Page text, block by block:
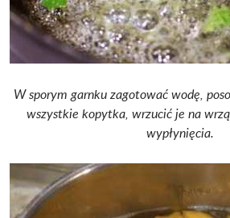
W sporym garnku zagotować wodę,
wszystkie kopytka, wrzucić je na
wypłynięcia.